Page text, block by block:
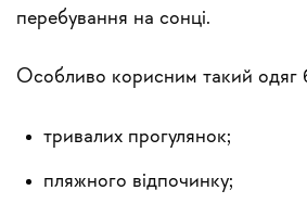
перебування на сонці.
Особливо корисним такий одяг
тривалих прогулянок;
пляжного відпочинку;